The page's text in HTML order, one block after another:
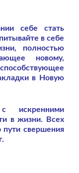
себе стать
в себе
полностью
новому,
в Новую
искренними
в жизни. Всех
пути свершения